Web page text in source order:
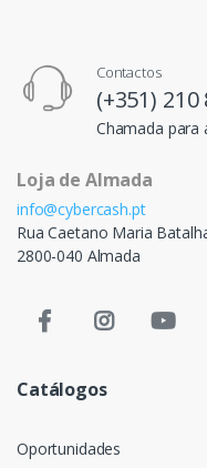
Contactos
(+351) 210
Chamada para
Loja de Almada
info@cybercash.pt
Rua Caetano Maria
2800-040 Almada
Catálogos
Oportunidades